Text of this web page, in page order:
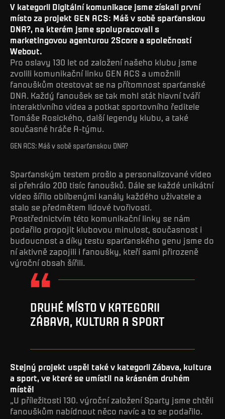
V kategorii Digitální komunikace jsme získali první
místo za projekt GEN ACS: Máš v sobě sparťanskou
DNA?, na kterém jsme spolupracovali s
marketingovou agenturou 2Score a společností
Webout.
Pro oslavy 130 let od založení našeho klubu jsme
zvolili komunikační linku GEN ACS a umožnili
fanouškům otestovat se na přítomnost sparťanské
DNA. Každý fanoušek se tak mohl stát hlavní tváří
interaktivního videa a potkat sportovního ředitele
Tomáše Rosického, další legendy klubu, a také
současné hráče A-týmu.
GEN ACS: Máš v sobě sparťanskou DNA?
Sparťanským testem prošlo a personalizované video
si přehrálo 200 tisíc fanoušků. Dále se každé unikátní
video šířilo oblíbenými kanály každého uživatele a
stalo se předmětem lidové tvořivosti.
Prostřednictvím této komunikační linky se nám
podařilo propojit klubovou minulost, současnost i
budoucnost a díky testu sparťanského genu jsme do
ní aktivně zapojili i fanoušky, kteří sami přirozeně
výroční obsah šířili.
DRUHÉ MÍSTO V KATEGORII
ZÁBAVA, KULTURA A SPORT
Stejný projekt uspěl také v kategorii Zábava, kultura
a sport, ve které se umístil na krásném druhém
místě!
„U příležitosti 130. výroční založení Sparty jsme chtěli
fanouškům nabídnout něco navíc a to se podařilo.